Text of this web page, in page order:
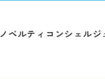
ノベルティコンシェル